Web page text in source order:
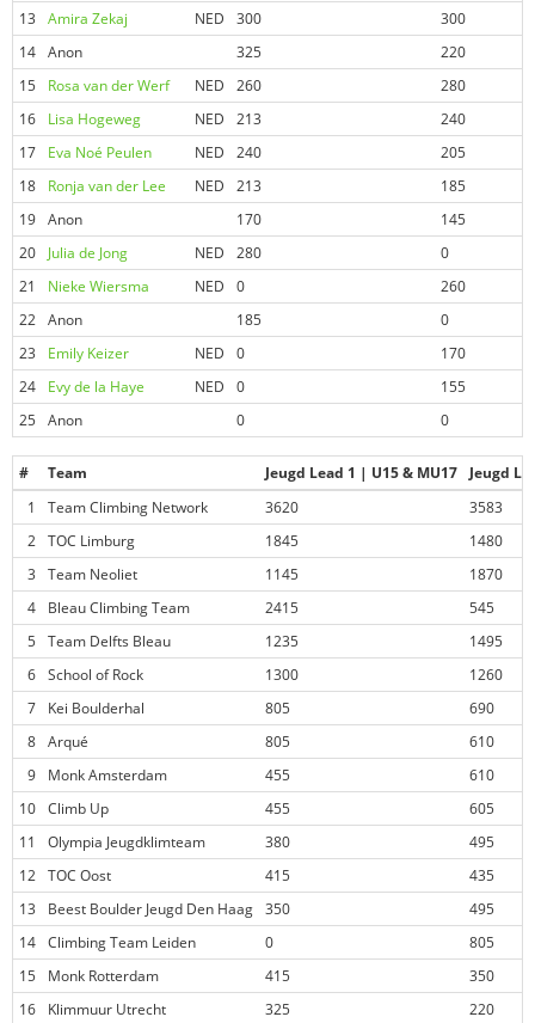
13
Amira Zekaj NED 300
300
14 Anon 325
220
15
Rosa van der Werf NED 260
280
16
Lisa Hogeweg NED 213
240
17
Eva Noé Peulen NED 240
205
18
Ronja van der Lee NED 213
185
19 Anon 170
145
20
Julia de Jong NED 280
0
21
Nieke Wiersma NED 0
260
22 Anon 185
0
23
Emily Keizer NED 0
170
24
Evy de la Haye NED 0
155
25 Anon 0 0
# Team Jeugd Lead 1 | U15 & MU17
Jeugd
1
Team Climbing Network 3620
3583
2 TOC Limburg 1845
1480
3
Team Neoliet 1145
1870
4
Bleau Climbing Team 2415
545
5 Team Delfts Bleau 1235
1495
6 School of Rock 1300
1260
7
Kei Boulderhal 805
690
8 Arqué 805
610
9
Monk Amsterdam 455
610
10 Climb Up 455
605
11
Olympia Jeugdklimteam 380
495
12 TOC Oost 415
435
13
Beest Boulder Jeugd Den Haag 350
495
14 Climbing Team Leiden 0
805
15
Monk Rotterdam 415
350
16
Klimmuur Utrecht 325
220